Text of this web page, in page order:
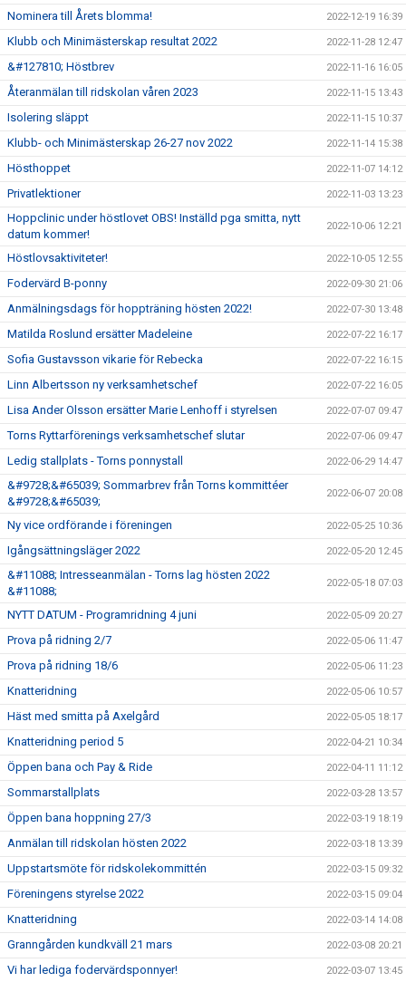
Nominera till Årets blomma! 2022-12-19 16:39
Klubb och Minimästerskap resultat 2022 2022-11-28 12:47
&#127810; Höstbrev 2022-11-16 16:05
Återanmälan till ridskolan våren 2023 2022-11-15 13:43
Isolering släppt 2022-11-15 10:37
Klubb- och Minimästerskap 26-27 nov 2022 2022-11-14 15:38
Hösthoppet 2022-11-07 14:12
Privatlektioner 2022-11-03 13:23
Hoppclinic under höstlovet OBS! Inställd pga smitta, nytt
datum kommer!
2022-10-06 12:21
Höstlovsaktiviteter! 2022-10-05 12:55
Fodervärd B-ponny 2022-09-30 21:06
Anmälningsdags för hoppträning hösten 2022! 2022-07-30 13:48
Matilda Roslund ersätter Madeleine 2022-07-22 16:17
Sofia Gustavsson vikarie för Rebecka 2022-07-22 16:15
Linn Albertsson ny verksamhetschef 2022-07-22 16:05
Lisa Ander Olsson ersätter Marie Lenhoff i styrelsen 2022-07-07 09:47
Torns Ryttarförenings verksamhetschef slutar 2022-07-06 09:47
Ledig stallplats - Torns ponnystall 2022-06-29 14:47
&#9728;&#65039; Sommarbrev från Torns kommittéer
&#9728;&#65039;
2022-06-07 20:08
Ny vice ordförande i föreningen 2022-05-25 10:36
Igångsättningsläger 2022 2022-05-20 12:45
&#11088; Intresseanmälan - Torns lag hösten 2022
&#11088;
2022-05-18 07:03
NYTT DATUM - Programridning 4 juni 2022-05-09 20:27
Prova på ridning 2/7 2022-05-06 11:47
Prova på ridning 18/6 2022-05-06 11:23
Knatteridning 2022-05-06 10:57
Häst med smitta på Axelgård 2022-05-05 18:17
Knatteridning period 5 2022-04-21 10:34
Öppen bana och Pay & Ride 2022-04-11 11:12
Sommarstallplats 2022-03-28 13:57
Öppen bana hoppning 27/3 2022-03-19 18:19
Anmälan till ridskolan hösten 2022 2022-03-18 13:39
Uppstartsmöte för ridskolekommittén 2022-03-15 09:32
Föreningens styrelse 2022 2022-03-15 09:04
Knatteridning 2022-03-14 14:08
Granngården kundkväll 21 mars 2022-03-08 20:21
Vi har lediga fodervärdsponnyer! 2022-03-07 13:45